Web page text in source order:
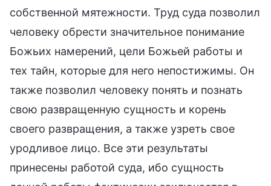
собственной мятежности. Труд суда позволил
человеку обрести значительное понимание
Божьих намерений, цели Божьей работы и
тех тайн, которые для него непостижимы. Он
также позволил человеку понять и познать
свою развращенную сущность и корень
своего развращения, а также узреть свое
уродливое лицо. Все эти результаты
принесены работой суда, ибо сущность